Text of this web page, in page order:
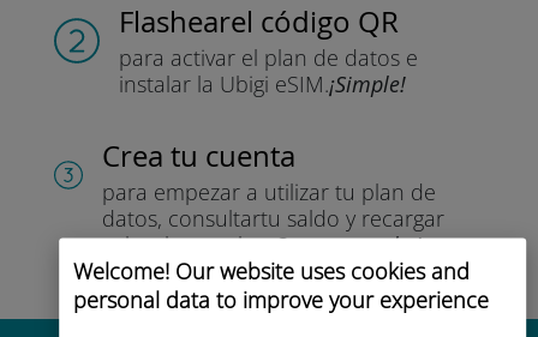
Welcome! Our website uses cookies and
personal data to improve your experience
Flashearel código QR
para activar el plan de datos e
instalar la Ubigi eSIM.¡Simple!
Crea tu cuenta
para empezar a utilizar tu plan de
datos, consultartu saldo y recargar
sobre la marcha.¡Que aproveche!